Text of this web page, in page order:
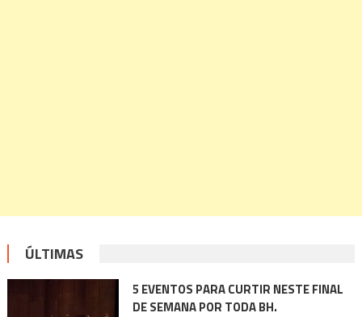
ÚLTIMAS
5 EVENTOS PARA CURTIR NESTE FINAL
DE SEMANA POR TODA BH.